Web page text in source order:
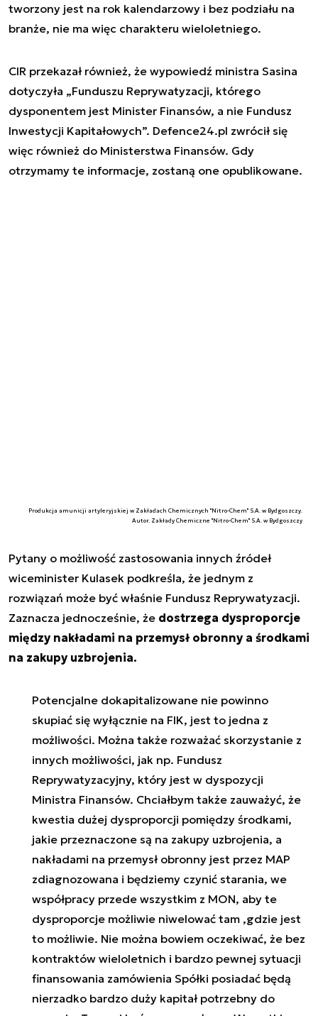
tworzony jest na rok kalendarzowy i bez podziału na
branże, nie ma więc charakteru wieloletniego.
CIR przekazał również, że wypowiedź ministra Sasina
dotyczyła „Funduszu Reprywatyzacji, którego
dysponentem jest Minister Finansów, a nie Fundusz
Inwestycji Kapitałowych”. Defence24.pl zwrócił się
więc również do Ministerstwa Finansów. Gdy
otrzymamy te informacje, zostaną one opublikowane.
Produkcja amunicji artyleryjskiej w Zakładach Chemicznych "Nitro-Chem" S.A. w Bydgoszczy.
Autor. Zakłady Chemiczne "Nitro-Chem" S.A. w Bydgoszczy
Pytany o możliwość zastosowania innych źródeł
wiceminister Kulasek podkreśla, że jednym z
rozwiązań może być właśnie Fundusz Reprywatyzacji.
Zaznacza jednocześnie, że dostrzega dysproporcje
między nakładami na przemysł obronny a środkami
na zakupy uzbrojenia.
Potencjalne dokapitalizowane nie powinno
skupiać się wyłącznie na FIK, jest to jedna z
możliwości. Można także rozważać skorzystanie z
innych możliwości, jak np. Fundusz
Reprywatyzacyjny, który jest w dyspozycji
Ministra Finansów. Chciałbym także zauważyć, że
kwestia dużej dysproporcji pomiędzy środkami,
jakie przeznaczone są na zakupy uzbrojenia, a
nakładami na przemysł obronny jest przez MAP
zdiagnozowana i będziemy czynić starania, we
współpracy przede wszystkim z MON, aby te
dysproporcje możliwie niwelować tam ,gdzie jest
to możliwie. Nie można bowiem oczekiwać, że bez
kontraktów wieloletnich i bardzo pewnej sytuacji
finansowania zamówienia Spółki posiadać będą
nierzadko bardzo duży kapitał potrzebny do